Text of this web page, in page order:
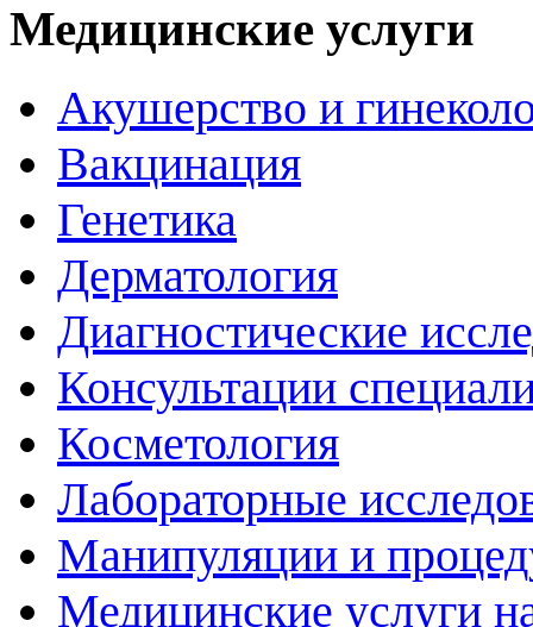
Медицинские услуги
Акушерство и
Вакцинация
Генетика
Дерматология
Диагностические
Консультации
Косметология
Лабораторные
Манипуляции и
Медицинские услуги